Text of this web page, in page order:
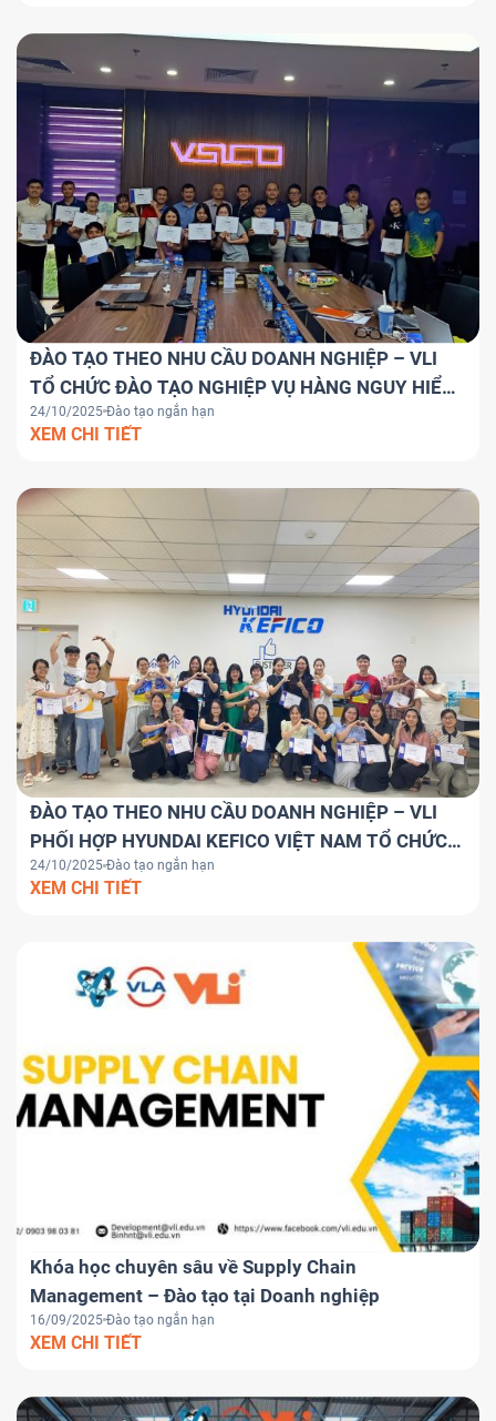
ĐÀO TẠO THEO NHU CẦU DOANH NGHIỆP – VLI
TỔ CHỨC ĐÀO TẠO NGHIỆP VỤ HÀNG NGUY HIỂM
(DG) CHO CÔNG TY CỔ PHẦN HÀNG HẢI VSICO
24/10/2025 Đào tạo ngắn hạn
XEM CHI TIẾT
ĐÀO TẠO THEO NHU CẦU DOANH NGHIỆP – VLI
PHỐI HỢP HYUNDAI KEFICO VIỆT NAM TỔ CHỨC
KHÓA HỌC SUPPLY CHAIN MANAGEMENT
24/10/2025 Đào tạo ngắn hạn
XEM CHI TIẾT
Khóa học chuyên sâu về Supply Chain
Management – Đào tạo tại Doanh nghiệp
16/09/2025 Đào tạo ngắn hạn
XEM CHI TIẾT